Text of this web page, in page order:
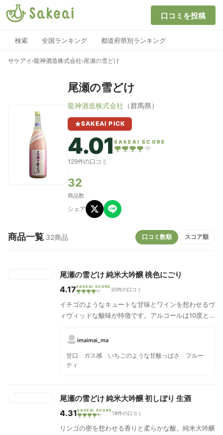
口コミを投稿
検索 全国ランキング 都道府県別ランキング
サケアイ ›龍神酒造株式会社›尾瀬の雪どけ
尾瀬の雪どけ
龍神酒造株式会社 （群馬県）
SAKEAI PICK
4.01 SAKEAI SCORE
129件の口コミ
32
商品数
シェア
商品一覧 32商品 口コミ数順 スコア順
尾瀬の雪どけ 純米大吟醸 桃色にごり
4.17SAKEAI SCORE 20件の口コミ
イチゴのようなキュートな甘味とワインを想わせるヴ
ィヴィッドな酸味が特徴です。アルコールは10度と
imaimai_ma
甘口 ガス感 いちごのような甘酸っぱさ フルー
ティ
尾瀬の雪どけ 純米大吟醸 初しぼり 生酒
4.31SAKEAI SCORE 18件の口コミ
リンゴの密を想わせる香りと柔らかな酸。純米大吟醸